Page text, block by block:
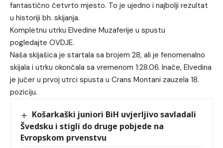
fantastično četvrto mjesto. To je ujedno i najbolji rezultat
u historiji bh. skijanja.
Kompletnu utrku Elvedine Muzaferije u spustu
pogledajte OVDJE.
Naša skijašica je startala sa brojem 28, ali je fenomenalno
skijala i utrku okončala sa vremenom 1:28.06. Inače, Elvedina
je jučer u prvoj utrci spusta u Crans Montani zauzela 18.
poziciju.
Košarkaški juniori BiH uvjerljivo savladali
Švedsku i stigli do druge pobjede na
Evropskom prvenstvu